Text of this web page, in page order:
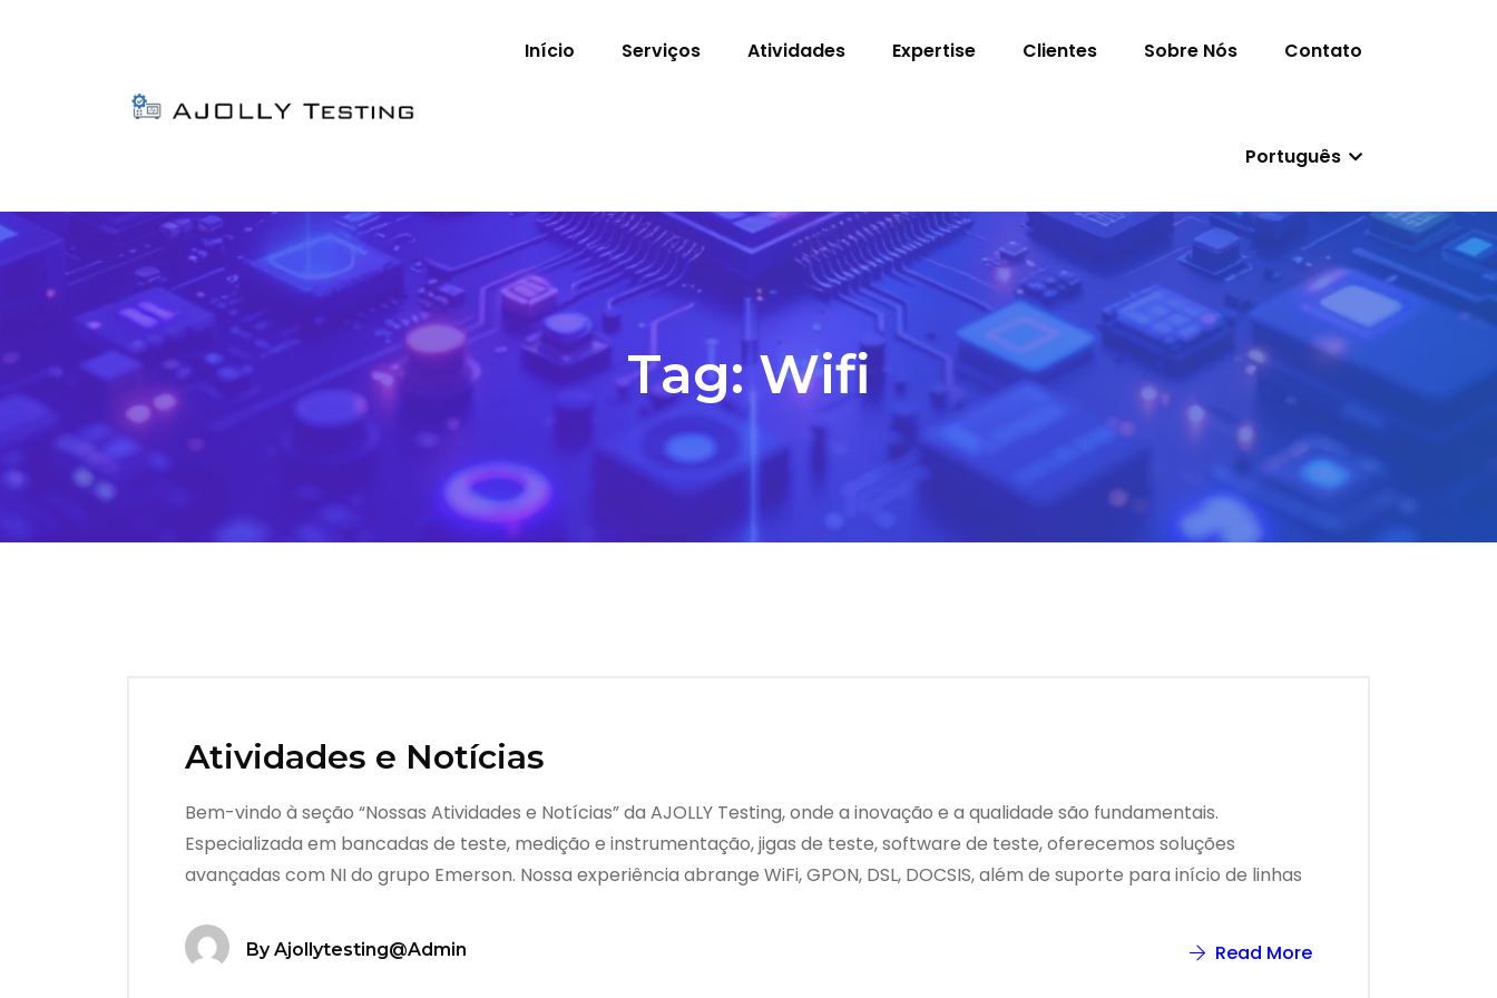
Início Serviços Atividades Expertise Clientes Sobre Nós Contato
Português
Tag:Wifi
Atividades e Notícias
Bem-vindo à seção “Nossas Atividades e Notícias” da AJOLLY Testing, onde a inovação e a qualidade são fundamentais.
Especializada em bancadas de teste, medição e instrumentação, jigas de teste, software de teste, oferecemos soluções
avançadas com NI do grupo Emerson. Nossa experiência abrange WiFi, GPON, DSL, DOCSIS, além de suporte para início de linhas
ByAjollytesting@admin Read More